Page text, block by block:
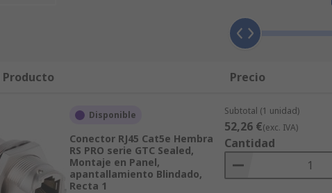
como:
Producto Precio
Disponible
Conector RJ45 Cat5e Hembra
RS PRO serie GTC Sealed,
Montaje en Panel,
apantallamiento Blindado,
Recta 1
Subtotal (1 unidad)
52,26 €(exc. IVA)
Cantidad